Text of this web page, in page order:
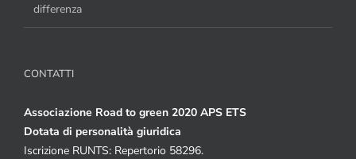
differenza
CONTATTI
Associazione Road to green 2020 APS ETS
Dotata di personalità giuridica
Iscrizione RUNTS: Repertorio 58296.